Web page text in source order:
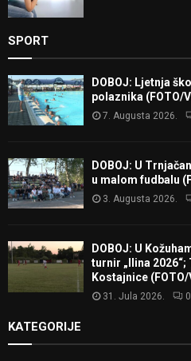
SPORT
DOBOJ: Ljetnja
polaznika (FOTO/
7. Augusta 2026.
DOBOJ: U
u malom fudbalu
3. Augusta 2026.
DOBOJ: U
turnir „Ilina
Kostajnice (FOTO/
31. Jula 2026. 0
KATEGORIJE